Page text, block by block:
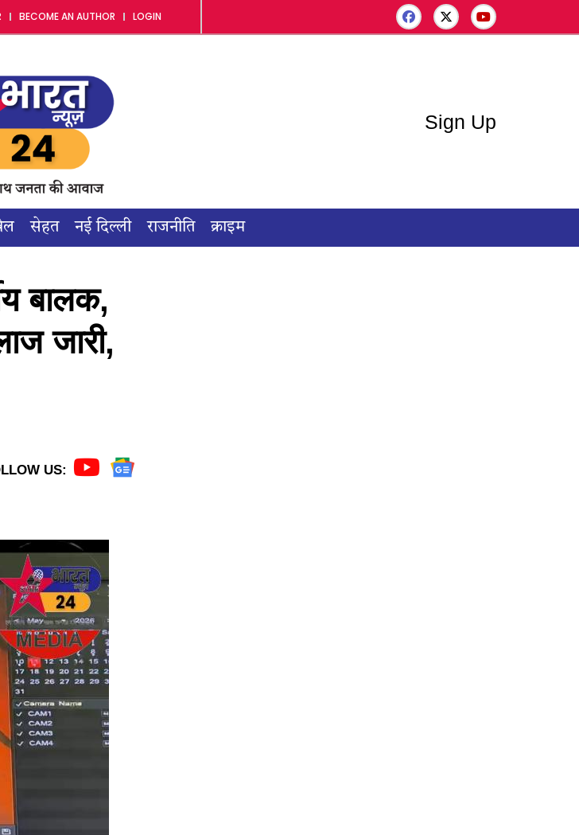
BECOME AN AUTHOR LOGIN
Sign Up
सेहत नई दिल्ली राजनीति क्राइम
बालक,
जारी,
US: